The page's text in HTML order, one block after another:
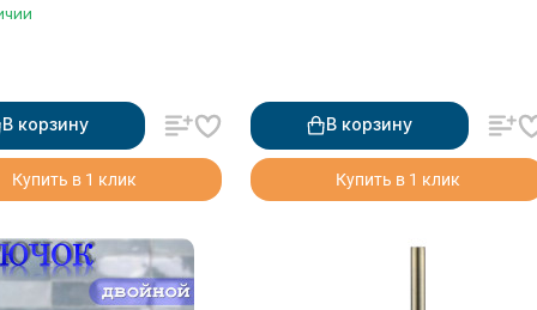
В корзину
Купить в 1 клик
В корзину
Купить в 1 клик